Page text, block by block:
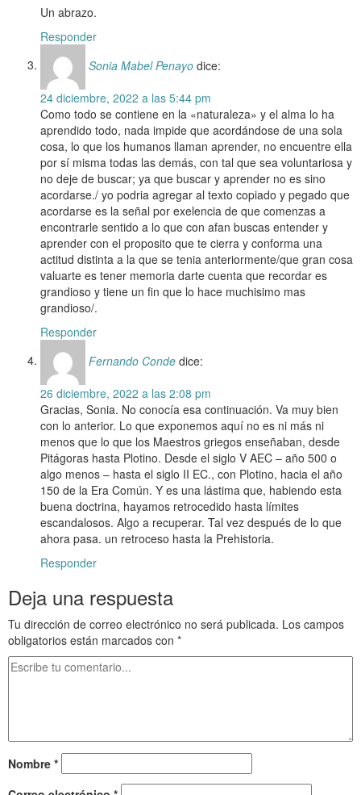
Un abrazo.
Responder
Sonia Mabel Penayo dice:
24 diciembre, 2022 a las 5:44 pm
Como todo se contiene en la «naturaleza» y el alma lo ha
aprendido todo, nada impide que acordándose de una sola
cosa, lo que los humanos llaman aprender, no encuentre ella
por sí misma todas las demás, con tal que sea voluntariosa y
no deje de buscar; ya que buscar y aprender no es sino
acordarse./ yo podria agregar al texto copiado y pegado que
acordarse es la señal por exelencia de que comenzas a
encontrarle sentido a lo que con afan buscas entender y
aprender con el proposito que te cierra y conforma una
actitud distinta a la que se tenia anteriormente/que gran cosa
valuarte es tener memoria darte cuenta que recordar es
grandioso y tiene un fin que lo hace muchisimo mas
grandioso/.
Responder
Fernando Conde dice:
26 diciembre, 2022 a las 2:08 pm
Gracias, Sonia. No conocía esa continuación. Va muy bien
con lo anterior. Lo que exponemos aquí no es ni más ni
menos que lo que los Maestros griegos enseñaban, desde
Pitágoras hasta Plotino. Desde el siglo V AEC – año 500 o
algo menos – hasta el siglo II EC., con Plotino, hacia el año
150 de la Era Común. Y es una lástima que, habiendo esta
buena doctrina, hayamos retrocedido hasta límites
escandalosos. Algo a recuperar. Tal vez después de lo que
ahora pasa. un retroceso hasta la Prehistoria.
Responder
Deja una respuesta
Tu dirección de correo electrónico no será publicada. Los campos
obligatorios están marcados con *
Nombre *